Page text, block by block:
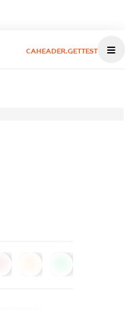
CAHEADER.GETTEST